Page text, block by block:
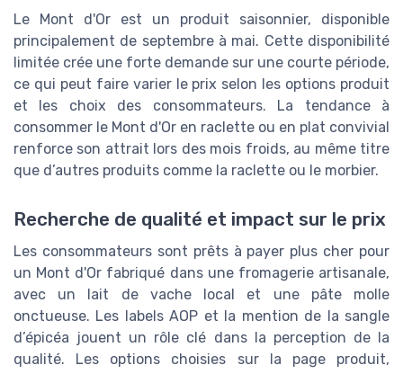
Le Mont d'Or est un produit saisonnier, disponible
principalement de septembre à mai. Cette disponibilité
limitée crée une forte demande sur une courte période,
ce qui peut faire varier le prix selon les options produit
et les choix des consommateurs. La tendance à
consommer le Mont d'Or en raclette ou en plat convivial
renforce son attrait lors des mois froids, au même titre
que d’autres produits comme la raclette ou le morbier.
Recherche de qualité et impact sur le prix
Les consommateurs sont prêts à payer plus cher pour
un Mont d'Or fabriqué dans une fromagerie artisanale,
avec un lait de vache local et une pâte molle
onctueuse. Les labels AOP et la mention de la sangle
d’épicéa jouent un rôle clé dans la perception de la
qualité. Les options choisies sur la page produit,